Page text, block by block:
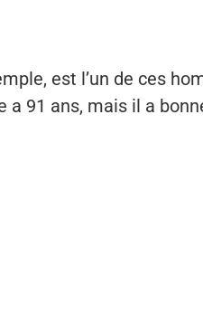
est l’un de ces
a 91 ans, mais il a